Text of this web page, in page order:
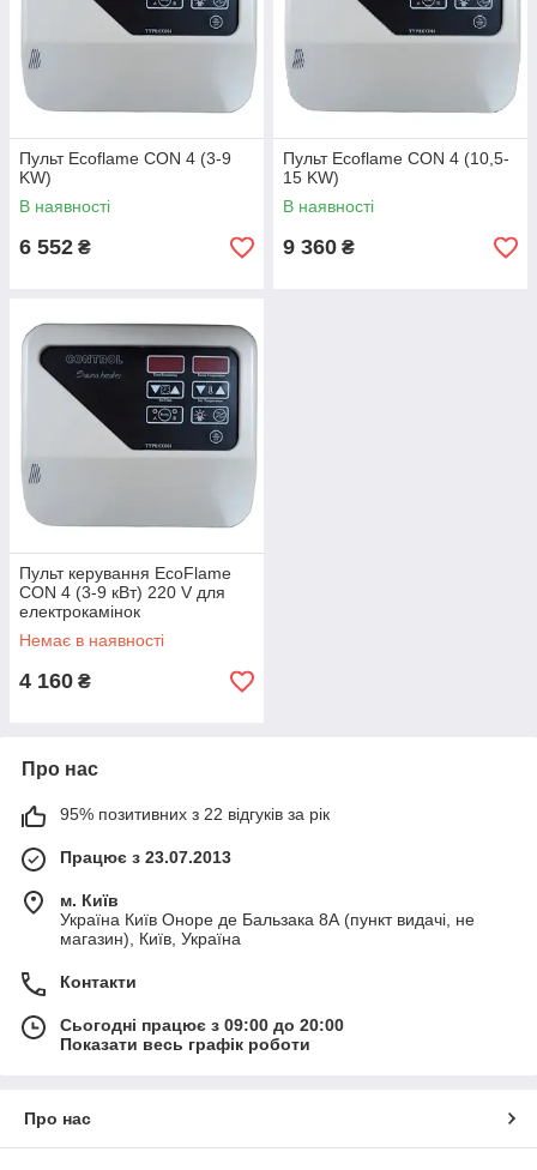
Пульт Ecoflame CON 4 (3-9
KW)
В наявності
6 552 ₴
Пульт Ecoflame CON 4 (10,5-
15 KW)
В наявності
9 360 ₴
Пульт керування EcoFlame
CON 4 (3-9 кВт) 220 V для
електрокамінок
Немає в наявності
4 160 ₴
Про нас
95% позитивних з 22 відгуків за рік
Працює з 23.07.2013
м. Київ
Україна Київ Оноре де Бальзака 8А (пункт видачі, не
магазин), Київ, Україна
Контакти
Сьогодні працює з 09:00 до 20:00
Показати весь графік роботи
Про нас